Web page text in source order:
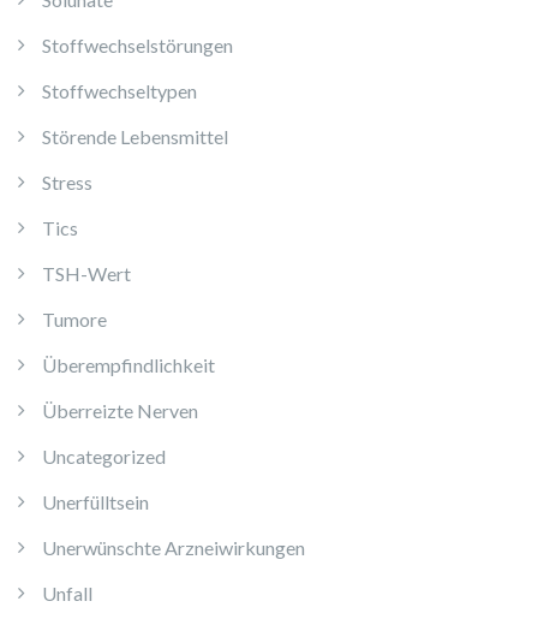
Stoffwechselstörungen
Stoffwechseltypen
Störende Lebensmittel
Stress
Tics
TSH-Wert
Tumore
Überempfindlichkeit
Überreizte Nerven
Uncategorized
Unerfülltsein
Unerwünschte Arzneiwirkungen
Unfall